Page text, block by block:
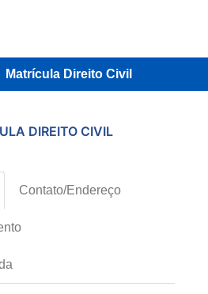
Matrícula Direito Civil
DIREITO CIVIL
Contato/Endereço